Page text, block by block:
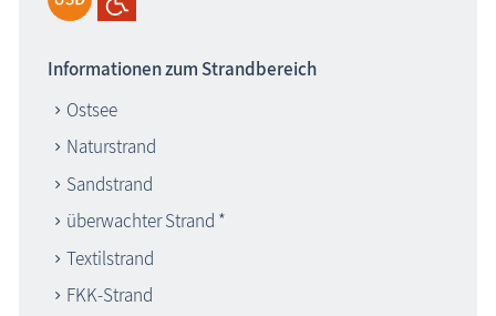
Informationen zum Strandbereich
Ostsee
Naturstrand
Sandstrand
überwachter Strand *
Textilstrand
FKK-Strand